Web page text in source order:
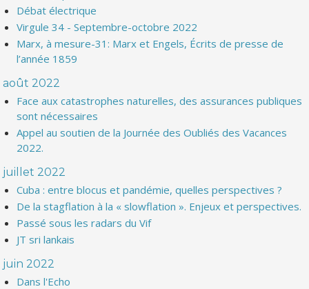
Débat électrique
Virgule 34 - Septembre-octobre 2022
Marx, à mesure-31: Marx et Engels, Écrits de presse de
l’année 1859
août 2022
Face aux catastrophes naturelles, des assurances publiques
sont nécessaires
Appel au soutien de la Journée des Oubliés des Vacances
2022.
juillet 2022
Cuba : entre blocus et pandémie, quelles perspectives ?
De la stagflation à la « slowflation ». Enjeux et perspectives.
Passé sous les radars du Vif
JT sri lankais
juin 2022
Dans l'Echo